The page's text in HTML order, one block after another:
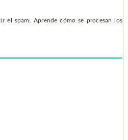
el spam. Aprende cómo se procesan los